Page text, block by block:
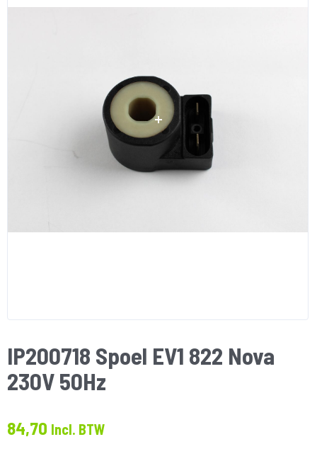
IP200718 Spoel EV1 822 Nova
230V 50Hz
84,70 Incl. BTW